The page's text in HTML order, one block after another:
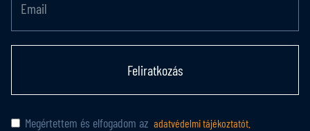
Feliratkozás
Megértettem és elfogadom az adatvédelmi tájékoztatót.